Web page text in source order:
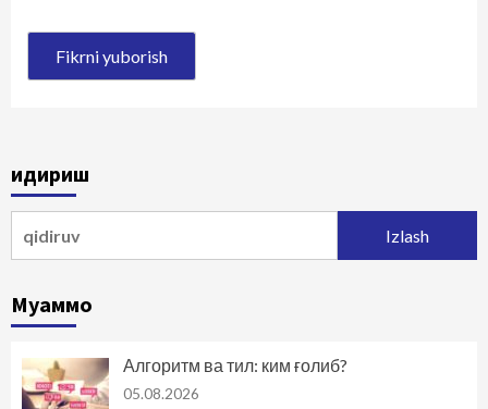
Қидириш
Муаммо
Алгоритм ва тил: ким ғолиб?
05.08.2026